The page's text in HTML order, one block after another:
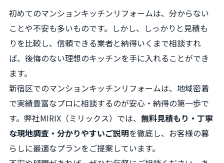
初めてのマンションキッチンリフォームは、分からない
ことや不安も多いものです。しかし、しっかりと見積も
りを比較し、信頼できる業者と納得いくまで相談すれ
ば、後悔のない理想のキッチンを手に入れることができ
ます。
新宿区でのマンションキッチンリフォームは、地域密着
で実績豊富なプロに相談するのが安心・納得の第一歩で
す。弊社MIRIX（ミリックス）では、 無料見積もり・丁寧
な現地調査・分かりやすいご説明を徹底し、お客様の暮
らしに最適なプランをご提案しています。